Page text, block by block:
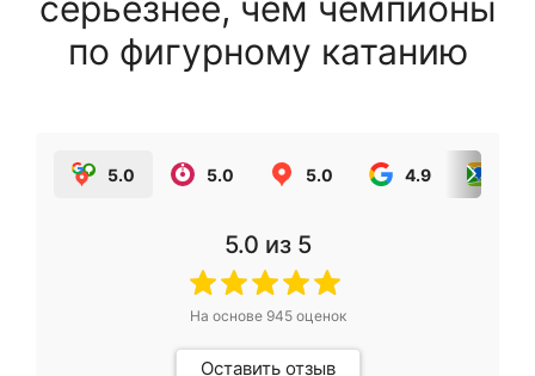
по фигурному катанию
5.0 5.0 5.0 4.9
5.0 из 5
На основе 945оценок
Оставить отзыв